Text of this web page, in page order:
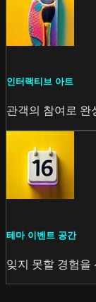
인터랙티브 아트
관객의 참여로 완
테마 이벤트 공간
잊지 못할 경험을